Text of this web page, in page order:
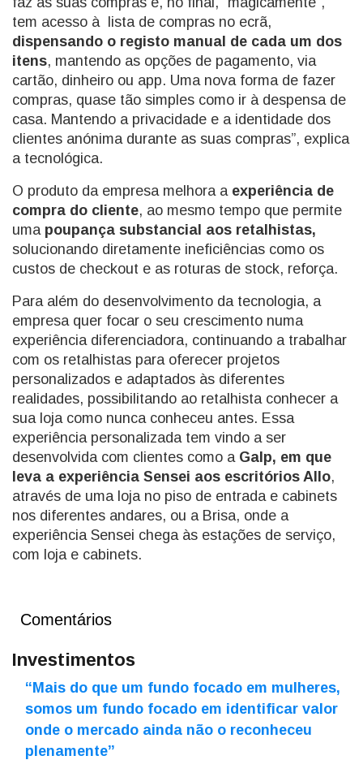
tem acesso à lista de compras no ecrã,
dispensando o registo manual de cada um dos
itens, mantendo as opções de pagamento, via
cartão, dinheiro ou app. Uma nova forma de fazer
compras, quase tão simples como ir à despensa de
casa. Mantendo a privacidade e a identidade dos
clientes anónima durante as suas compras”, explica
a tecnológica.
O produto da empresa melhora a experiência de
compra do cliente, ao mesmo tempo que permite
uma poupança substancial aos retalhistas,
solucionando diretamente ineficiências como os
custos de checkout e as roturas de stock, reforça.
Para além do desenvolvimento da tecnologia, a
empresa quer focar o seu crescimento numa
experiência diferenciadora, continuando a trabalhar
com os retalhistas para oferecer projetos
personalizados e adaptados às diferentes
realidades, possibilitando ao retalhista conhecer a
sua loja como nunca conheceu antes. Essa
experiência personalizada tem vindo a ser
desenvolvida com clientes como a Galp, em que
leva a experiência Sensei aos escritórios Allo,
através de uma loja no piso de entrada e cabinets
nos diferentes andares, ou a Brisa, onde a
experiência Sensei chega às estações de serviço,
com loja e cabinets.
Comentários
Investimentos
“Mais do que um fundo focado em mulheres,
somos um fundo focado em identificar valor
onde o mercado ainda não o reconheceu
plenamente”